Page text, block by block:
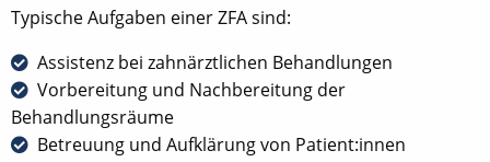
Typische Aufgaben einer ZFA sind:
Assistenz bei zahnärztlichen Behandlungen
Vorbereitung und Nachbereitung der
Behandlungsräume
Betreuung und Aufklärung von Patient:innen